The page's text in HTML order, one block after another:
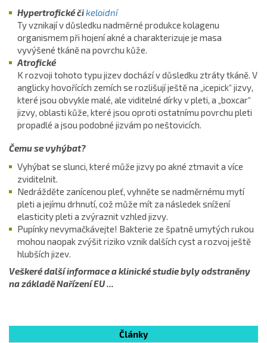
Hypertrofické čikeloidní
Ty vznikají v důsledku nadměrné produkce kolagenu
organismem při hojení akné a charakterizuje je masa
vyvýšené tkáně na povrchu kůže.
Atrofické
K rozvoji tohoto typu jizev dochází v důsledku ztráty tkáně. V
anglicky hovořících zemích se rozlišují ještě na „icepick“ jizvy,
které jsou obvykle malé, ale viditelné dírky v pleti, a „boxcar“
jizvy, oblasti kůže, které jsou oproti ostatnímu povrchu pleti
propadlé a jsou podobné jizvám po neštovicích.
Čemu se vyhýbat?
Vyhýbat se slunci, které může jizvy po akné ztmavit a více
zviditelnit.
Nedrážděte zanícenou pleť, vyhněte se nadměrnému mytí
pleti a jejímu drhnutí, což může mít za následek snížení
elasticity pleti a zvýraznit vzhled jizvy.
Pupínky nevymačkávejte! Bakterie ze špatně umytých rukou
mohou naopak zvýšit riziko vznik dalších cyst a rozvoj ještě
hlubších jizev.
Veškeré další informace a klinické studie byly odstraněny
na základě Nařízení EU ...
Články